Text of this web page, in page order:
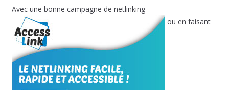
Avec une bonne campagne de netlinking
ou en faisant